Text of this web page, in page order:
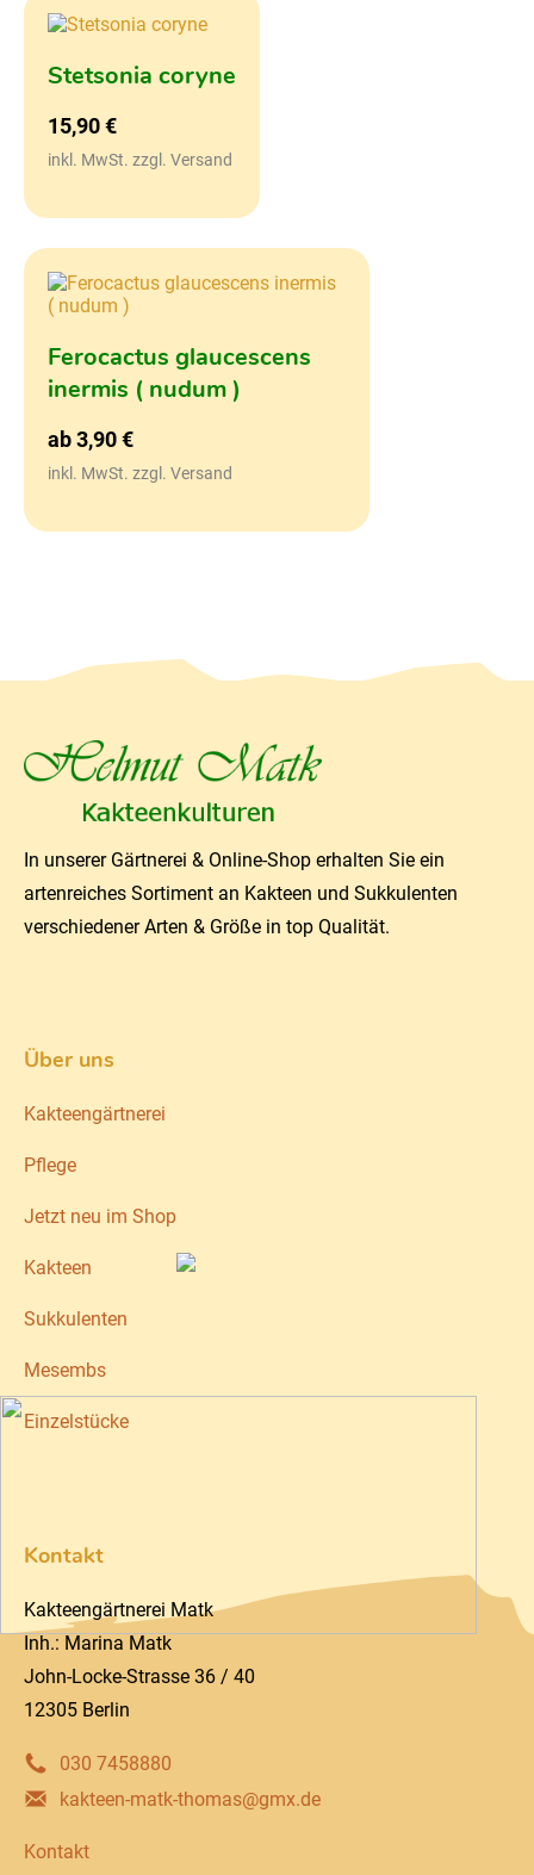
Stetsonia coryne
15,90€
inkl. MwSt. zzgl. Versand
Ferocactus glaucescens
inermis ( nudum )
ab3,90€
inkl. MwSt. zzgl. Versand
In unserer Gärtnerei & Online-Shop erhalten Sie ein
artenreiches Sortiment an Kakteen und Sukkulenten
verschiedener Arten & Größe in top Qualität.
Über uns
Kakteengärtnerei
Pflege
Jetzt neu im Shop
Kakteen
Sukkulenten
Mesembs
Einzelstücke
Kontakt
Kakteengärtnerei Matk
Inh.: Marina Matk
John-Locke-Strasse 36 / 40
12305 Berlin
030 7458880
kakteen-matk-thomas@gmx.de
Kontakt